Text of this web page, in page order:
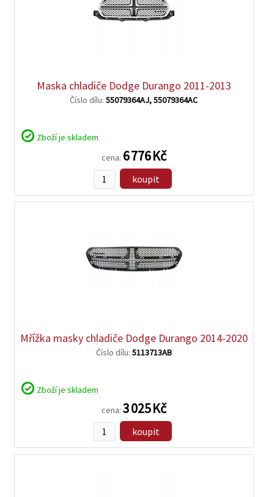
Maska chladiče Dodge Durango 2011-2013
cena: 6 776 Kč
Číslo dílu:55079364AJ, 55079364AC
koupit
Zboží je skladem
Mřížka masky chladiče Dodge Durango 2014-2020
cena: 3 025 Kč
Číslo dílu: 5113713AB
koupit
Zboží je skladem